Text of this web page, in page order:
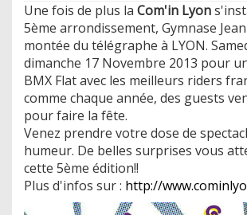
Une fois de plus la Com'in Lyon
5ème arrondissement, Gymnase
montée du télégraphe à LYON.
dimanche 17 Novembre 2013 pour
BMX Flat avec les meilleurs riders
comme chaque année, des guests
pour faire la fête.
​Venez prendre votre dose de
humeur. De belles surprises vous
cette 5ème édition!!
Plus d'infos sur : http://